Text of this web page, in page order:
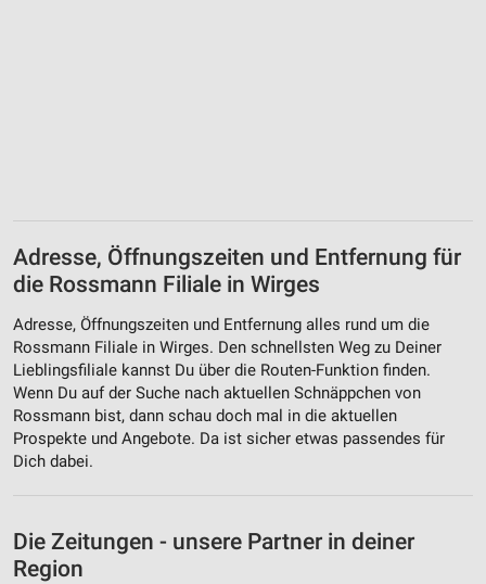
Adresse, Öffnungszeiten und Entfernung für
die Rossmann Filiale in Wirges
Adresse, Öffnungszeiten und Entfernung alles rund um die
Rossmann Filiale in Wirges. Den schnellsten Weg zu Deiner
Lieblingsfiliale kannst Du über die Routen-Funktion finden.
Wenn Du auf der Suche nach aktuellen Schnäppchen von
Rossmann bist, dann schau doch mal in die aktuellen
Prospekte und Angebote. Da ist sicher etwas passendes für
Dich dabei.
Die Zeitungen - unsere Partner in deiner
Region